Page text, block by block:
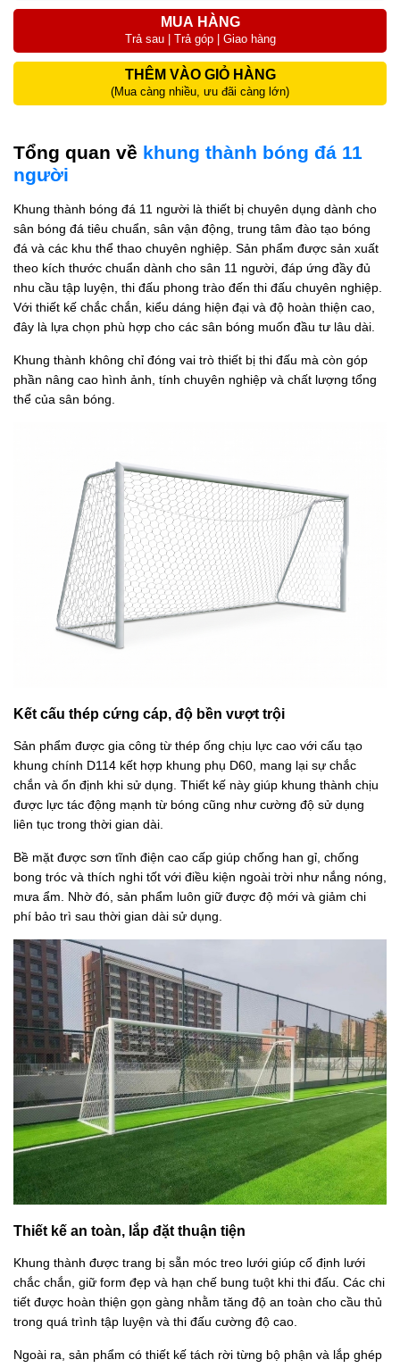
MUA HÀNG
Trả sau | Trả góp | Giao hàng
THÊM VÀO GIỎ HÀNG
(Mua càng nhiều, ưu đãi càng lớn)
Tổng quan về khung thành bóng đá 11
người
Khung thành bóng đá 11 người là thiết bị chuyên dụng dành cho
sân bóng đá tiêu chuẩn, sân vận động, trung tâm đào tạo bóng
đá và các khu thể thao chuyên nghiệp. Sản phẩm được sản xuất
theo kích thước chuẩn dành cho sân 11 người, đáp ứng đầy đủ
nhu cầu tập luyện, thi đấu phong trào đến thi đấu chuyên nghiệp.
Với thiết kế chắc chắn, kiểu dáng hiện đại và độ hoàn thiện cao,
đây là lựa chọn phù hợp cho các sân bóng muốn đầu tư lâu dài.
Khung thành không chỉ đóng vai trò thiết bị thi đấu mà còn góp
phần nâng cao hình ảnh, tính chuyên nghiệp và chất lượng tổng
thể của sân bóng.
Kết cấu thép cứng cáp, độ bền vượt trội
Sản phẩm được gia công từ thép ống chịu lực cao với cấu tạo
khung chính D114 kết hợp khung phụ D60, mang lại sự chắc
chắn và ổn định khi sử dụng. Thiết kế này giúp khung thành chịu
được lực tác động mạnh từ bóng cũng như cường độ sử dụng
liên tục trong thời gian dài.
Bề mặt được sơn tĩnh điện cao cấp giúp chống han gỉ, chống
bong tróc và thích nghi tốt với điều kiện ngoài trời như nắng nóng,
mưa ẩm. Nhờ đó, sản phẩm luôn giữ được độ mới và giảm chi
phí bảo trì sau thời gian dài sử dụng.
Thiết kế an toàn, lắp đặt thuận tiện
Khung thành được trang bị sẵn móc treo lưới giúp cố định lưới
chắc chắn, giữ form đẹp và hạn chế bung tuột khi thi đấu. Các chi
tiết được hoàn thiện gọn gàng nhằm tăng độ an toàn cho cầu thủ
trong quá trình tập luyện và thi đấu cường độ cao.
Ngoài ra, sản phẩm có thiết kế tách rời từng bộ phận và lắp ghép